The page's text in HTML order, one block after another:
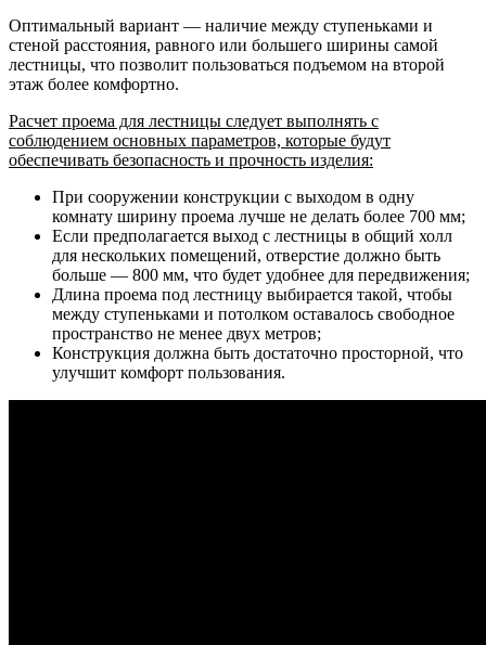
Оптимальный вариант — наличие между ступеньками и
стеной расстояния, равного или большего ширины самой
лестницы, что позволит пользоваться подъемом на второй
этаж более комфортно.
Расчет проема для лестницы следует выполнять с
соблюдением основных параметров, которые будут
обеспечивать безопасность и прочность изделия:
При сооружении конструкции с выходом в одну
комнату ширину проема лучше не делать более 700 мм;
Если предполагается выход с лестницы в общий холл
для нескольких помещений, отверстие должно быть
больше — 800 мм, что будет удобнее для передвижения;
Длина проема под лестницу выбирается такой, чтобы
между ступеньками и потолком оставалось свободное
пространство не менее двух метров;
Конструкция должна быть достаточно просторной, что
улучшит комфорт пользования.